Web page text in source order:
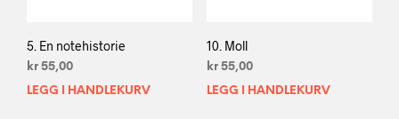
5. En notehistorie
kr 55,00
LEGG I HANDLEKURV
10. Moll
kr55,00
LEGG I HANDLEKURV